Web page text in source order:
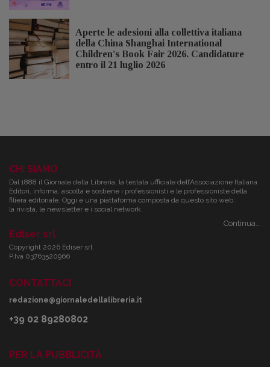
Aperte le adesioni alla collettiva italiana
della China Shanghai International
Children's Book Fair 2026. Candidature
entro il 21 luglio 2026
CHI SIAMO
Dal 1888 il Giornale della Libreria, la testata ufficiale dell’Associazione Italiana
Editori, informa, ascolta e sostiene i professionisti e le professioniste della
filiera editoriale. Oggi è una piattaforma composta da questo sito web,
la rivista, le newsletter e i social network.
Continua...
Ediser srl
Copyright 2026 Ediser srl
P.Iva 03763520966
CONTATTACI
redazione@giornaledellalibreria.it
+39 02 89280802
PER LA PUBBLICITÀ